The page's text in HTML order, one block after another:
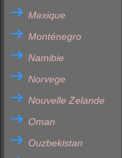
Mexique
Monténegro
Namibie
Norvege
Nouvelle Zelande
Oman
Ouzbekistan